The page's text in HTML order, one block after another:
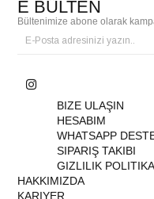
E BÜLTEN
Bültenimize abone olarak
BIZE ULAŞIN
HESABIM
WHATSAPP
SIPARIŞ TAKIBI
GIZLILIK
HAKKIMIZDA
KARIYER